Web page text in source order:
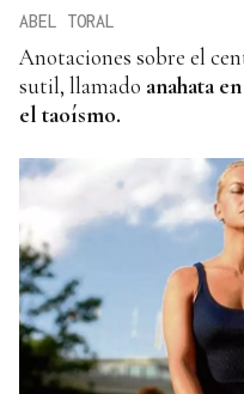
ABEL TORAL
Anotaciones sobre el
sutil, llamado anahata
el taoísmo.